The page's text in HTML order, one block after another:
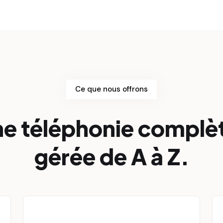
Ce que nous offrons
téléphonie
gérée de A à Z.